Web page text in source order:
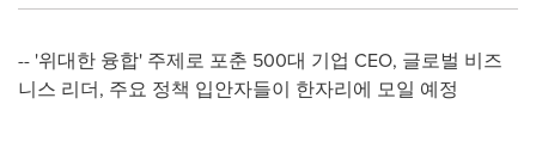
-- '위대한 융합' 주제로 포춘 500대 기업 CEO, 글로벌 비즈
니스 리더, 주요 정책 입안자들이 한자리에 모일 예정